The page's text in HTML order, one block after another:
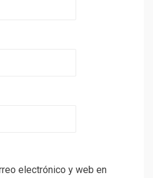
electrónico y web en